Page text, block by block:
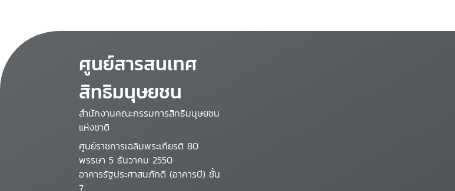
ศูนย์สารสนเทศ
สิทธิมนุษยชน
สำนักงานคณะกรรมการสิทธิมนุษยชน
แห่งชาติ
ศูนย์ราชการเฉลิมพระเกียรติ 80
พรรษา 5 ธันวาคม 2550
อาคารรัฐประศาสนภักดี (อาคารบี) ชั้น
7